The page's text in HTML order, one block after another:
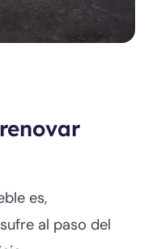
es,
al paso del